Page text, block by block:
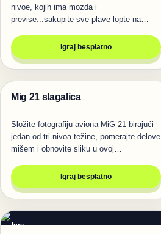
nivoe, kojih ima mozda i
previse...sakupite sve plave lopte na
Igraj besplatno
Igre
Mig 21 slagalica
Složite fotografiju aviona MiG-21 birajući
jedan od tri nivoa težine, pomerajte delove
mišem i obnovite sliku u ovoj…
Igraj besplatno
Igre